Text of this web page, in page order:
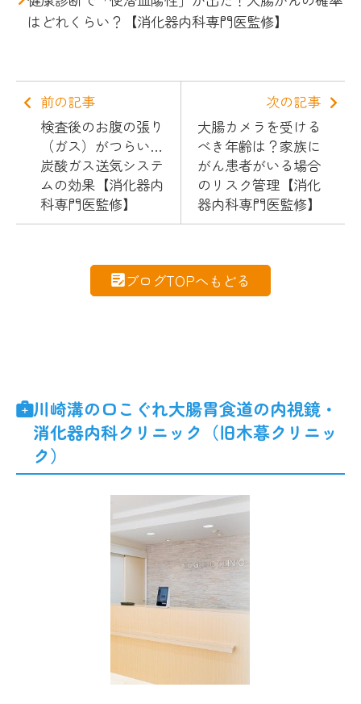
はどれくらい？【消化器内科専門医監修】
前の記事
検査後のお腹の張り
（ガス）がつらい…
炭酸ガス送気システ
ムの効果【消化器内
科専門医監修】
次の記事
大腸カメラを受ける
べき年齢は？家族に
がん患者がいる場合
のリスク管理【消化
器内科専門医監修】
ブログTOPへもどる
川崎溝の口こぐれ大腸胃食道の内視鏡・
消化器内科クリニック（旧木暮クリニッ
ク）